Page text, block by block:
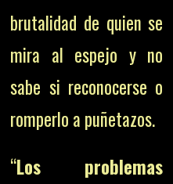
brutalidad de quien se
mira al espejo y no
sabe si reconocerse o
romperlo a puñetazos.
“Los problemas